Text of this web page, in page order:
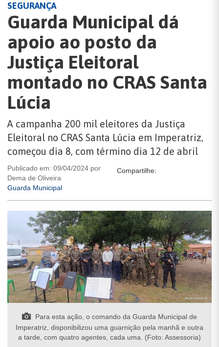
SEGURANÇA
Guarda Municipal dá
apoio ao posto da
Justiça Eleitoral
montado no CRAS Santa
Lúcia
A campanha 200 mil eleitores da Justiça
Eleitoral no CRAS Santa Lúcia em Imperatriz,
começou dia 8, com término dia 12 de abril
Publicado em: 09/04/2024 por
Dema de Oliveira
Guarda Municipal
Compartilhe:
Para esta ação, o comando da Guarda Municipal de
Imperatriz, disponibilizou uma guarnição pela manhã e outra
a tarde, com quatro agentes, cada uma. (Foto: Assessoria)